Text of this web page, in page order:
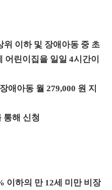
위 이하 및 장애아동 중 초
린이집을 일일 4시간이
애아동 월 279,000 원 지
통해 신청
이하의 만 12세 미만 비장